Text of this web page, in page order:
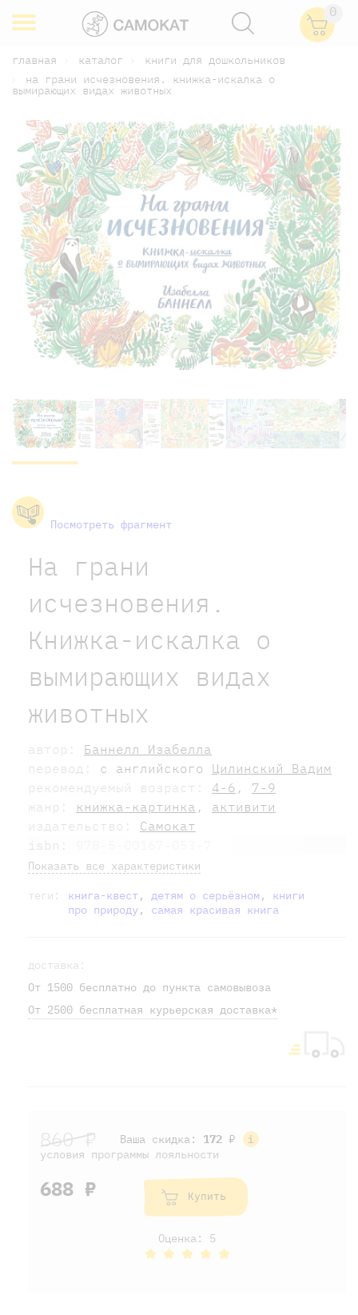
0
главная каталог
книги для дошкольников
на грани исчезновения. книжка-искалка о
вымирающих видах животных
Посмотреть фрагмент
На грани
исчезновения.
Книжка-искалка о
вымирающих видах
животных
автор: Баннелл Изабелла
перевод: с английского Цилинский Вадим
рекомендуемый возраст: 4-6 , 7-9
жанр: книжка-картинка , активити
издательство: Самокат
isbn:
Показать все характеристики
теги: книга-квест, детям о серьёзном, книги
про природу, самая красивая книга
доставка:
От 1500 бесплатно до пункта самовывоза
От 2500 бесплатная курьерская доставка*
860 ₽ Ваша скидка: 172 ₽
условия программы лояльности
688 ₽ Купить
Оценка: 5